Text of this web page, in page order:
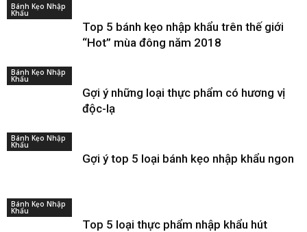
Bánh Kẹo Nhập
Khẩu
Top 5 bánh kẹo nhập khẩu trên thế giới
“Hot” mùa đông năm 2018
Bánh Kẹo Nhập
Khẩu
Gợi ý những loại thực phẩm có hương vị
độc-lạ
Bánh Kẹo Nhập
Khẩu
Gợi ý top 5 loại bánh kẹo nhập khẩu ngon
Bánh Kẹo Nhập
Khẩu
Top 5 loại thực phẩm nhập khẩu hút